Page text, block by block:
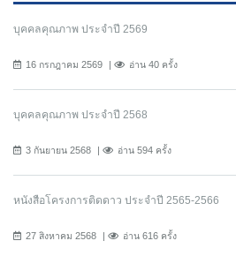
บุคคลคุณภาพ ประจำปี 2569
16 กรกฎาคม 2569 อ่าน 40 ครั้ง
บุคคลคุณภาพ ประจำปี 2568
3 กันยายน 2568 อ่าน 594 ครั้ง
หนังสือโครงการติดดาว ประจำปี 2565-2566
27 สิงหาคม 2568 อ่าน 616 ครั้ง